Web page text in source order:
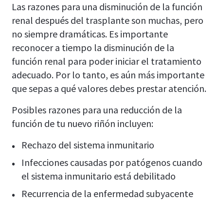
Las razones para una disminución de la función
renal después del trasplante son muchas, pero
no siempre dramáticas. Es importante
reconocer a tiempo la disminución de la
función renal para poder iniciar el tratamiento
adecuado. Por lo tanto, es aún más importante
que sepas a qué valores debes prestar atención.
Posibles razones para una reducción de la
función de tu nuevo riñón incluyen:
Rechazo del sistema inmunitario
Infecciones causadas por patógenos cuando
el sistema inmunitario está debilitado
Recurrencia de la enfermedad subyacente